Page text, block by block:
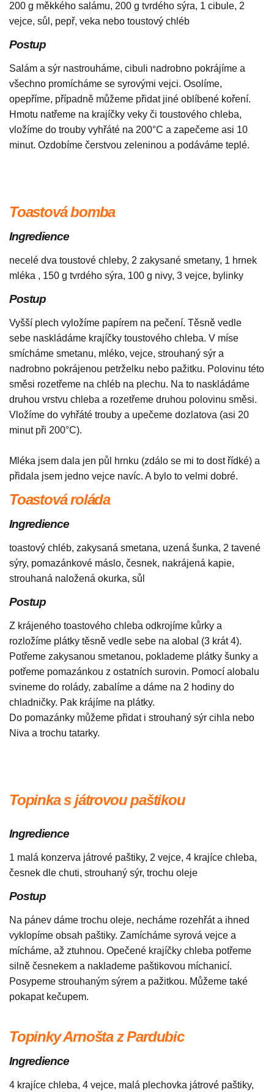
200 g měkkého salámu, 200 g tvrdého sýra, 1 cibule, 2
vejce, sůl, pepř, veka nebo toustový chléb
Postup
Salám a sýr nastrouháme, cibuli nadrobno pokrájíme a
všechno promícháme se syrovými vejci. Osolíme,
opepříme, případně můžeme přidat jiné oblíbené koření.
Hmotu natřeme na krajíčky veky či toustového chleba,
vložíme do trouby vyhřáté na 200°C a zapečeme asi 10
minut. Ozdobíme čerstvou zeleninou a podáváme teplé.
Toastová bomba
Ingredience
necelé dva toustové chleby, 2 zakysané smetany, 1 hrnek
mléka , 150 g tvrdého sýra, 100 g nivy, 3 vejce, bylinky
Postup
Vyšší plech vyložíme papírem na pečení. Těsně vedle
sebe naskládáme krajíčky toustového chleba. V míse
smícháme smetanu, mléko, vejce, strouhaný sýr a
nadrobno pokrájenou petrželku nebo pažitku. Polovinu této
směsi rozetřeme na chléb na plechu. Na to naskládáme
druhou vrstvu chleba a rozetřeme druhou polovinu směsi.
Vložíme do vyhřáté trouby a upečeme dozlatova (asi 20
minut při 200°C).
Mléka jsem dala jen půl hrnku (zdálo se mi to dost řídké) a
přidala jsem jedno vejce navíc. A bylo to velmi dobré.
Toastová roláda
Ingredience
toastový chléb, zakysaná smetana, uzená šunka, 2 tavené
sýry, pomazánkové máslo, česnek, nakrájená kapie,
strouhaná naložená okurka, sůl
Postup
Z krájeného toastového chleba odkrojíme kůrky a
rozložíme plátky těsně vedle sebe na alobal (3 krát 4).
Potřeme zakysanou smetanou, poklademe plátky šunky a
potřeme pomazánkou z ostatních surovin. Pomocí alobalu
svineme do rolády, zabalíme a dáme na 2 hodiny do
chladničky. Pak krájíme na plátky.
Do pomazánky můžeme přidat i strouhaný sýr cihla nebo
Niva a trochu tatarky.
Topinka s játrovou paštikou
Ingredience
1 malá konzerva játrové paštiky, 2 vejce, 4 krajíce chleba,
česnek dle chuti, strouhaný sýr, trochu oleje
Postup
Na pánev dáme trochu oleje, necháme rozehřát a ihned
vyklopíme obsah paštiky. Zamícháme syrová vejce a
mícháme, až ztuhnou. Opečené krajíčky chleba potřeme
silně česnekem a naklademe paštikovou míchanicí.
Posypeme strouhaným sýrem a pažitkou. Můžeme také
pokapat kečupem.
Topinky Arnošta z Pardubic
Ingredience
4 krajíce chleba, 4 vejce, malá plechovka játrové paštiky,